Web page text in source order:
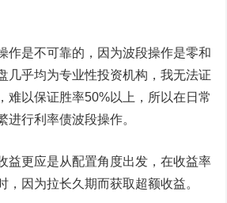
是不可靠的，因为波段操作是零和
几乎均为专业性投资机构，我无法证
难以保证胜率50%以上，所以在日常
进行利率债波段操作。
更应是从配置角度出发，在收益率
，因为拉长久期而获取超额收益。